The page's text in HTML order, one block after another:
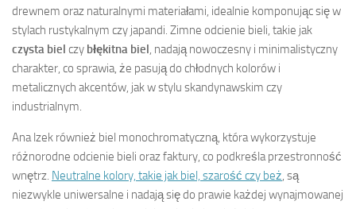
drewnem oraz naturalnymi materiałami, idealnie komponując się w
stylach rustykalnym czy japandi. Zimne odcienie bieli, takie jak
czysta biel czy błękitna biel , nadają nowoczesny i minimalistyczny
charakter, co sprawia, że pasują do chłodnych kolorów i
metalicznych akcentów, jak w stylu skandynawskim czy
industrialnym.
Ana lzek również biel monochromatyczną, która wykorzystuje
różnorodne odcienie bieli oraz faktury, co podkreśla przestronność
wnętrz. Neutralne kolory, takie jak biel, szarość czy beż , są
niezwykle uniwersalne i nadają się do prawie każdej wynajmowanej